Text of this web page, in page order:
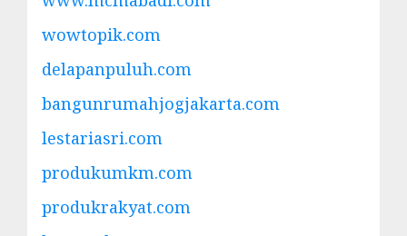
wowtopik.com
delapanpuluh.com
bangunrumahjogjakarta.com
lestariasri.com
produkumkm.com
produkrakyat.com